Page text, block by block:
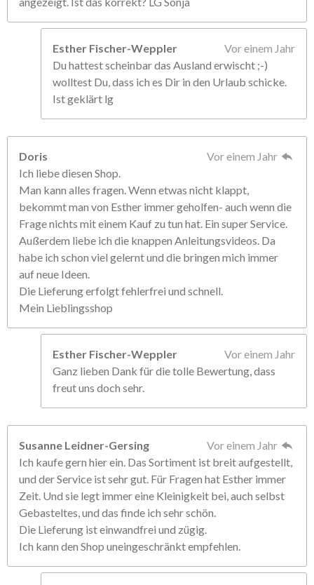
Esther Fischer-Weppler
Vor einem Jahr
Du hattest scheinbar das Ausland erwischt ;-)
wolltest Du, dass ich es Dir in den Urlaub schicke.
Ist geklärt lg
Doris
Vor einem Jahr
Ich liebe diesen Shop.
Man kann alles fragen. Wenn etwas nicht klappt,
bekommt man von Esther immer geholfen- auch wenn die
Frage nichts mit einem Kauf zu tun hat. Ein super Service.
Außerdem liebe ich die knappen Anleitungsvideos. Da
habe ich schon viel gelernt und die bringen mich immer
auf neue Ideen.
Die Lieferung erfolgt fehlerfrei und schnell.
Mein Lieblingsshop
Esther Fischer-Weppler
Vor einem Jahr
Ganz lieben Dank für die tolle Bewertung, dass
freut uns doch sehr.
Susanne Leidner-Gersing
Vor einem Jahr
Ich kaufe gern hier ein. Das Sortiment ist breit aufgestellt,
und der Service ist sehr gut. Für Fragen hat Esther immer
Zeit. Und sie legt immer eine Kleinigkeit bei, auch selbst
Gebasteltes, und das finde ich sehr schön.
Die Lieferung ist einwandfrei und zügig.
Ich kann den Shop uneingeschränkt empfehlen.